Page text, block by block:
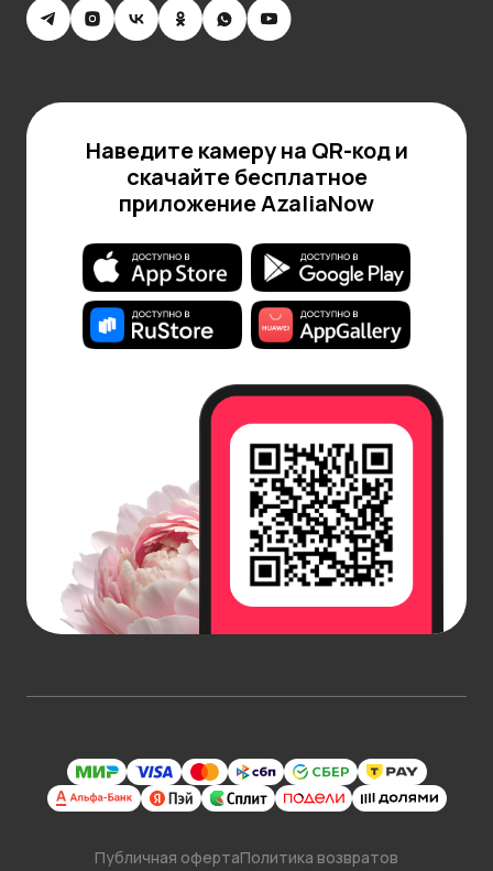
Наведите камеру на QR-код и
скачайте бесплатное
приложение AzaliaNow
Публичная офертаПолитика возвратов